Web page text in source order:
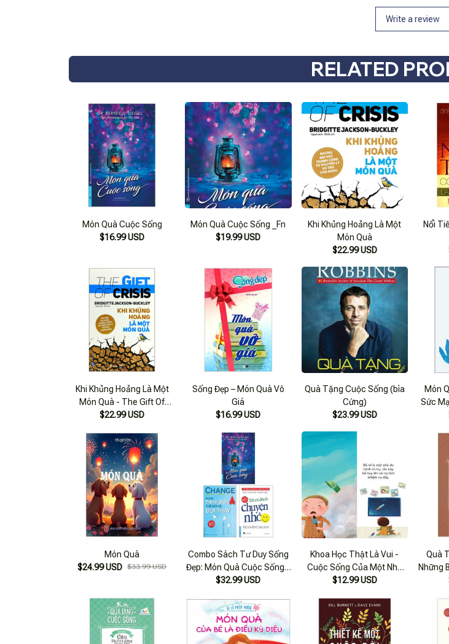
Write a review
RELATED
Món Quà Cuộc Sống
$16.99 USD
Món Quà Cuộc Sống _Fn
$19.99 USD
Khi Khủng Hoảng Là Một
Món Quà
$22.99 USD
Nổi
Khi Khủng Hoảng Là Một
Món Quà - The Gift Of
Crisis
$22.99 USD
Sống Đẹp – Món Quà Vô
Giá
$16.99 USD
Quà Tặng Cuộc Sống (bìa
Cứng)
$23.99 USD
Món
Sức
Món Quà
$24.99 USD $33.99 USD
Combo Sách Tư Duy Sống
Đẹp: Món Quà Cuộc Sống +
Tất Cả Đều Là Chuyện Nhỏ
Sẽ Đổi Thay (bộ 3 Cuốn)
$32.99 USD
Khoa Học Thật Là Vui -
Cuộc Sống Của Một Nhà
Du Hành Vũ Trụ
$12.99 USD
Quà
Những
Nghe